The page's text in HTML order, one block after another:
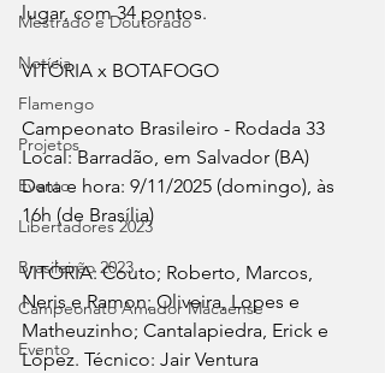
Mestrado e Doutorado
Notícia
Flamengo
Projetos
Evento
Libertadores 2023
Brasileirão 2023
Campeonato Amador Macaense
Evento
lugar, com 34 pontos.
VITÓRIA x BOTAFOGO
Campeonato Brasileiro - Rodada 33
Local: Barradão, em Salvador (BA)
Data e hora: 9/11/2025 (domingo), às
16h (de Brasília)
VITÓRIA: Couto; Roberto, Marcos,
Neris e Ramon; Oliveira, Lopes e
Matheuzinho; Cantalapiedra, Erick e
López. Técnico: Jair Ventura